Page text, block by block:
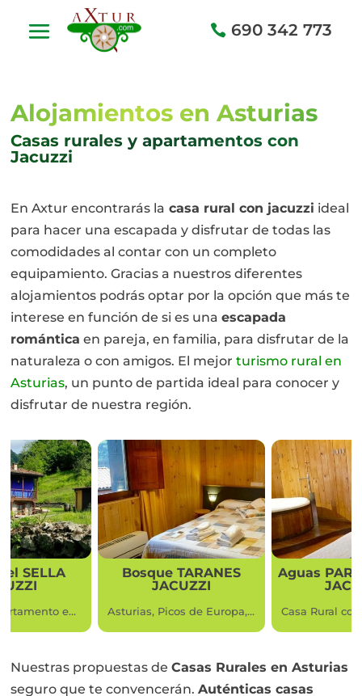
690 342 773
Alojamientos en Asturias
Casas rurales y apartamentos con
Jacuzzi
En Axtur encontrarás la casa rural con jacuzzi ideal
para hacer una escapada y disfrutar de todas las
comodidades al contar con un completo
equipamiento. Gracias a nuestros diferentes
alojamientos podrás optar por la opción que más te
interese en función de si es unaescapada
romántica en pareja, en familia, para disfrutar de la
naturaleza o con amigos. El mejorturismo rural en
Asturias, un punto de partida ideal para conocer y
disfrutar de nuestra región.
Aguas PARQUE Ponga
JACUZZI
Casa Rural con JACUZZI AGUAS DEL PARQUE DE PONGA Asturias, PICOS DE EUROPA
Nuestras propuestas deCasas Rurales en Asturias
seguro que te convencerán.Auténticas casas